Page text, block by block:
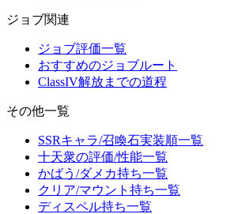
ジョブ関連
ジョブ評価一覧
おすすめのジョブルート
ClassIV解放までの道程
その他一覧
SSRキャラ/召喚石実装順一覧
十天衆の評価/性能一覧
かばう/ダメカ持ち一覧
クリア/マウント持ち一覧
ディスペル持ち一覧